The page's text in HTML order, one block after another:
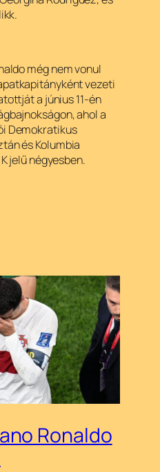
még nem vonul
vezeti
a június 11-én
ahol a
Demokratikus
és Kolumbia
jelű négyesben.
Ronaldo